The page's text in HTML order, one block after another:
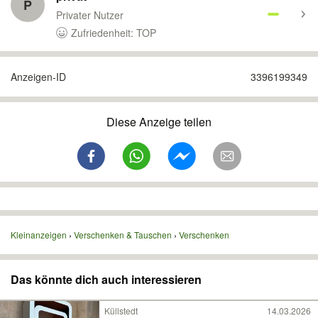
P
Privater Nutzer
Zufriedenheit: TOP
Anzeigen-ID 3396199349
Diese Anzeige teilen
Kleinanzeigen Verschenken & Tauschen Verschenken
Das könnte dich auch interessieren
Küllstedt 14.03.2026